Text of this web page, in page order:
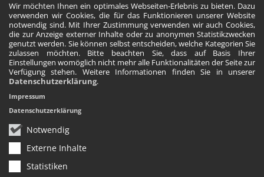
Wir möchten Ihnen ein optimales Webseiten-Erlebnis zu bieten. Dazu
verwenden wir Cookies, die für das Funktionieren unserer Website
notwendig sind. Mit Ihrer Zustimmung verwenden wir auch Cookies,
die zur Anzeige externer Inhalte oder zu anonymen Statistikzwecken
genutzt werden. Sie können selbst entscheiden, welche Kategorien Sie
zulassen möchten. Bitte beachten Sie, dass auf Basis Ihrer
Einstellungen womöglich nicht mehr alle Funktionalitäten der Seite zur
Verfügung stehen. Weitere Informationen finden Sie in unserer
Datenschutzerklärung.
Notwendig
Externe Inhalte
Statistiken
Impressum
Datenschutzerklärung